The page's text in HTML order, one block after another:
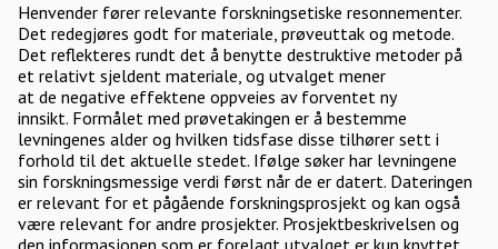
Henvender fører relevante forskningsetiske resonnementer.
Det redegjøres godt for materiale, prøveuttak og metode.
Det reflekteres rundt det å benytte destruktive metoder på
et relativt sjeldent materiale, og utvalget mener
at de negative effektene oppveies av forventet ny
innsikt. Formålet med prøvetakingen er å bestemme
levningenes alder og hvilken tidsfase disse tilhører sett i
forhold til det aktuelle stedet. Ifølge søker har levningene
sin forskningsmessige verdi først når de er datert. Dateringen
er relevant for et pågående forskningsprosjekt og kan også
være relevant for andre prosjekter. Prosjektbeskrivelsen og
den informasjonen som er forelagt utvalget er kun knyttet